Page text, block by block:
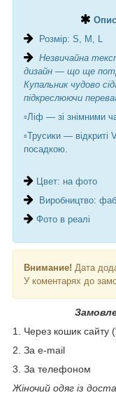
Розмір: S, M, L
Незвичайна
дизайн — що ще
Купальник чудово
підкреслюючи
▫️Ліф — зі знімними
▫️Трусики — відкриті
посадкою.
Цвет: на фото
Виробництво:
Фото в реалі
Внимание! Дата
У коментарях до
1. Через кошик сайту
2. За e-mail
3. За телефоном
Жіночий одяг із